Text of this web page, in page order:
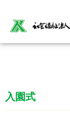
入園式